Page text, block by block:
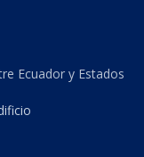
Ecuador y Estados